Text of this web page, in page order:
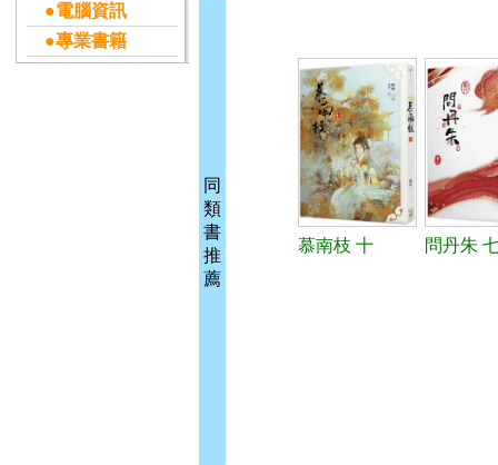
●電腦資訊
●專業書籍
同
類
書
推
薦
慕南枝 十 問丹朱